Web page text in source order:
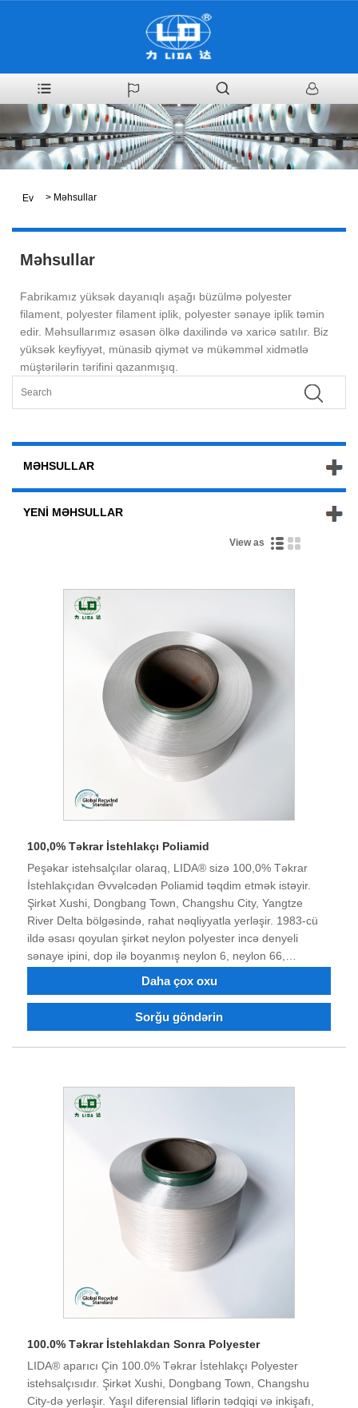
Ev > Məhsullar
Məhsullar
Fabrikamız yüksək dayanıqlı aşağı büzülmə polyester
filament, polyester filament iplik, polyester sənaye iplik təmin
edir. Məhsullarımız əsasən ölkə daxilində və xaricə satılır. Biz
yüksək keyfiyyət, münasib qiymət və mükəmməl xidmətlə
müştərilərin tərifini qazanmışıq.
MƏHSULLAR
YENI MƏHSULLAR
View as
100,0% Təkrar İstehlakçı Poliamid
Peşəkar istehsalçılar olaraq, LIDA® sizə 100,0% Təkrar
İstehlakçıdan Əvvəlcədən Poliamid təqdim etmək istəyir.
Şirkət Xushi, Dongbang Town, Changshu City, Yangtze
River Delta bölgəsində, rahat nəqliyyatla yerləşir. 1983-cü
ildə əsası qoyulan şirkət neylon polyester incə denyeli
sənaye ipini, dop ilə boyanmış neylon 6, neylon 66,
emal edilmiş neylon polyester filamentini birləşdirən
iplik sifariş edə bilərsiniz. 40 illik mübarizə və texnoloji
avadanlığına, sabit məhsul keyfiyyətinə, yaxşı reputasiyaya
malikdir və idxal və ixrac hüququna malikdir. Biz inanırıq ki,
edə bilərik və Çində uzunmüddətli tərəfdaşınız olmağı
səbirsizliklə gözləyirik.
Daha çox oxu
Sorğu göndərin
100.0% Təkrar İstehlakdan Sonra Polyester
LIDA® aparıcı Çin 100.0% Təkrar İstehlakçı Polyester
istehsalçısıdır. Şirkət Xushi, Dongbang Town, Changshu
City-də yerləşir. Yaşıl diferensial liflərin tədqiqi və inkişafı,